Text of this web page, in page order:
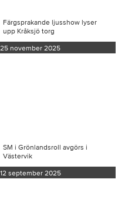
Färgsprakande ljusshow lyser
upp Kråksjö torg
25 november 2025
SM i Grönlandsroll avgörs i
Västervik
12 september 2025